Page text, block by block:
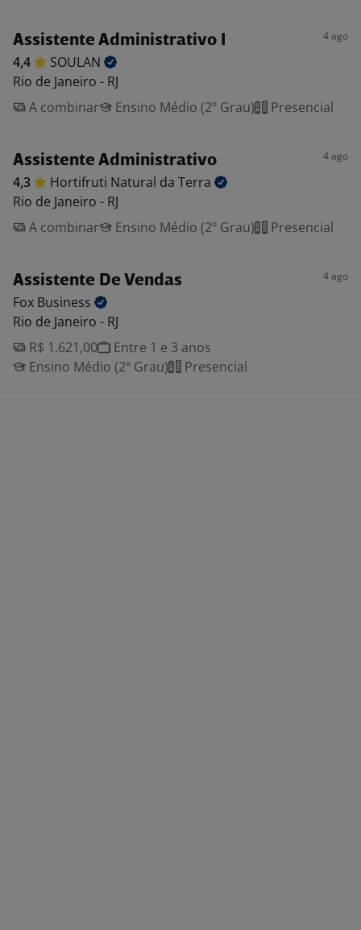
Assistente Administrativo I 4 ago
4,4
SOULAN
Rio de Janeiro - RJ
A combinar
Ensino Médio (2º Grau) Presencial
Assistente Administrativo 4 ago
4,3 Hortifruti Natural da Terra
Rio de Janeiro - RJ
A combinar
Ensino Médio (2º Grau) Presencial
Assistente De Vendas 4 ago
Fox Business
Rio de Janeiro - RJ
R$ 1.621,00
Entre 1 e 3 anos
Ensino Médio (2º Grau)
Presencial